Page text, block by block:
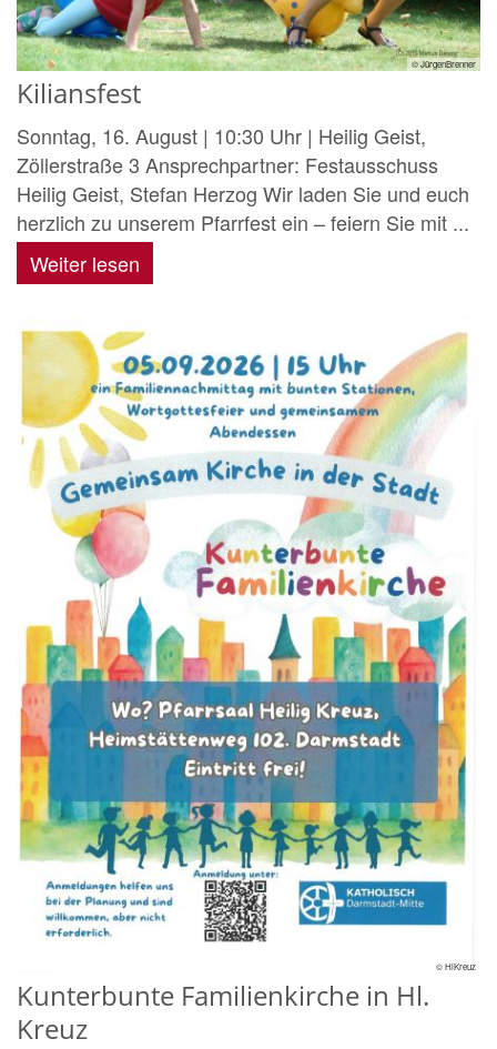
© JürgenBrenner
Kiliansfest
Sonntag, 16. August | 10:30 Uhr | Heilig Geist,
Zöllerstraße 3 Ansprechpartner: Festausschuss
Heilig Geist, Stefan Herzog Wir laden Sie und euch
herzlich zu unserem Pfarrfest ein – feiern Sie mit ...
Weiter lesen
© HlKreuz
Kunterbunte Familienkirche in Hl.
Kreuz